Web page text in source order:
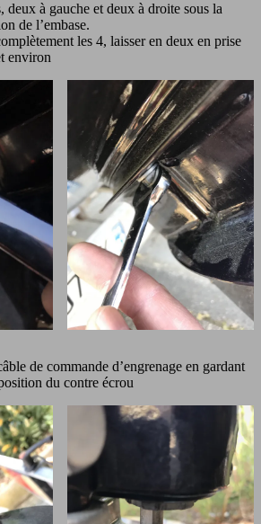
deux à gauche et deux à droite sous la
de l’embase.
les 4, laisser en deux en prise
environ
de commande d’engrenage en gardant
du contre écrou